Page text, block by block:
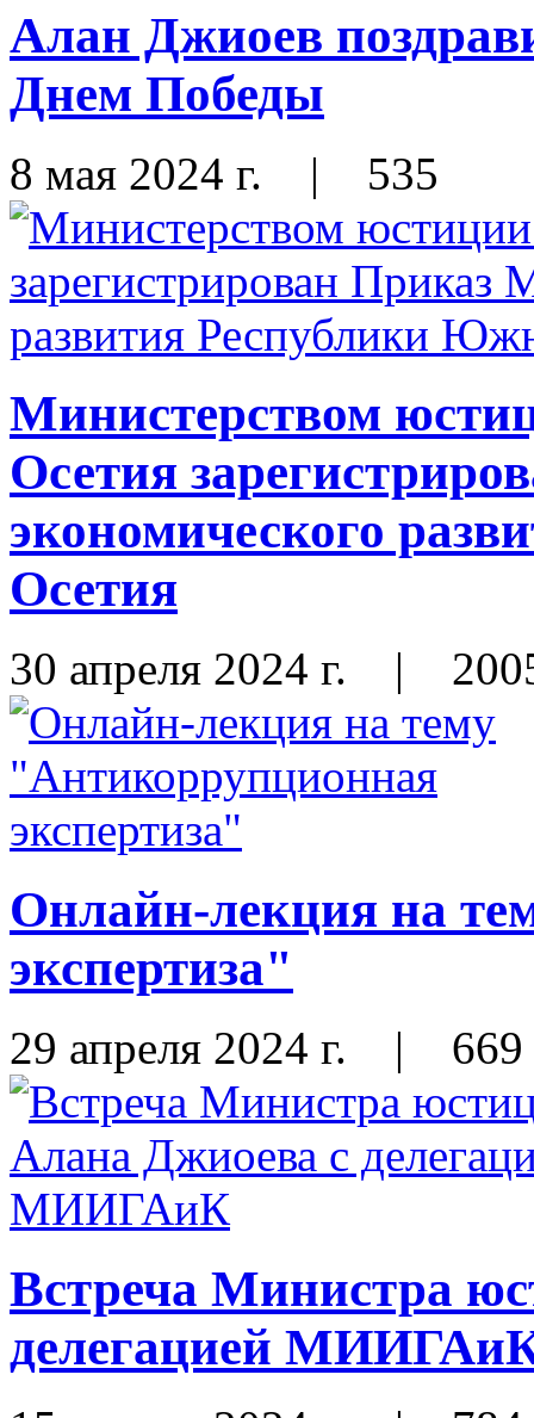
Алан Джиоев
Днем Победы
8 мая 2024 г. | 535
Министерством
Осетия
экономического
Осетия
30 апреля 2024 г. |
Онлайн-лекция на
экспертиза"
29 апреля 2024 г. | 669
Встреча Министра
делегацией